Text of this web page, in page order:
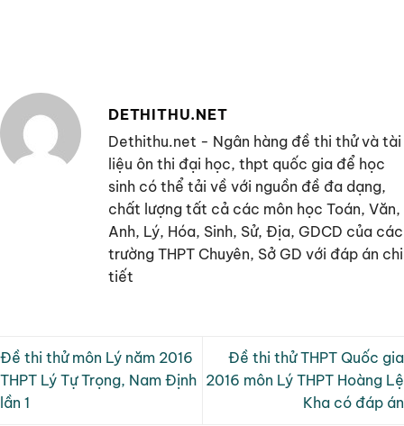
DETHITHU.NET
Dethithu.net - Ngân hàng đề thi thử và tài
liệu ôn thi đại học, thpt quốc gia để học
sinh có thể tải về với nguồn đề đa dạng,
chất lượng tất cả các môn học Toán, Văn,
Anh, Lý, Hóa, Sinh, Sử, Địa, GDCD của các
trường THPT Chuyên, Sở GD với đáp án chi
tiết
Đề thi thử môn Lý năm 2016
THPT Lý Tự Trọng, Nam Định
lần 1
Đề thi thử THPT Quốc gia
2016 môn Lý THPT Hoàng Lệ
Kha có đáp án